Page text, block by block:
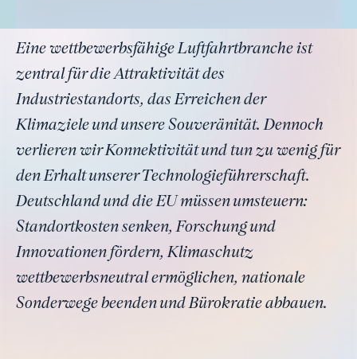
Eine wettbewerbsfähige Luftfahrtbranche ist
zentral für die Attraktivität des
Industriestandorts, das Erreichen der
Klimaziele und unsere Souveränität. Dennoch
verlieren wir Konnektivität und tun zu wenig für
den Erhalt unserer Technologieführerschaft.
Deutschland und die EU müssen umsteuern:
Standortkosten senken, Forschung und
Innovationen fördern, Klimaschutz
wettbewerbsneutral ermöglichen, nationale
Sonderwege beenden und Bürokratie abbauen.